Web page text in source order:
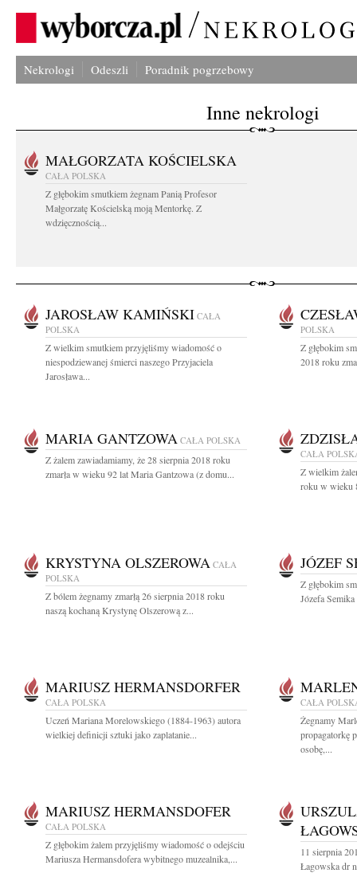
Nekrologi Odeszli Poradnik pogrzebowy
Inne nekrologi
MAŁGORZATA KOŚCIELSKA
CAŁA POLSKA
Z głębokim smutkiem żegnam Panią Profesor
Małgorzatę Kościelską moją Mentorkę. Z
wdzięcznością...
JAROSŁAW KAMIŃSKI CAŁA
POLSKA
Z wielkim smutkiem przyjęliśmy wiadomość o
niespodziewanej śmierci naszego Przyjaciela
Jarosława...
POLSKA
Z głębokim
2018 roku
MARIA GANTZOWA CAŁA POLSKA
Z żalem zawiadamiamy, że 28 sierpnia 2018 roku
zmarła w wieku 92 lat Maria Gantzowa (z domu...
CAŁA
Z wielkim
roku w wieku
KRYSTYNA OLSZEROWA CAŁA
POLSKA
Z bólem żegnamy zmarłą 26 sierpnia 2018 roku
naszą kochaną Krystynę Olszerową z...
JÓZEF
Z głębokim
Józefa
MARIUSZ HERMANSDORFER
CAŁA POLSKA
Uczeń Mariana Morelowskiego (1884-1963) autora
wielkiej definicji sztuki jako zaplatanie...
CAŁA
Żegnamy
propagatorkę
osobę,...
MARIUSZ HERMANSDOFER
CAŁA POLSKA
Z głębokim żalem przyjęliśmy wiadomość o odejściu
Mariusza Hermansdofera wybitnego muzealnika,...
11 sierpnia
Łagowska dr